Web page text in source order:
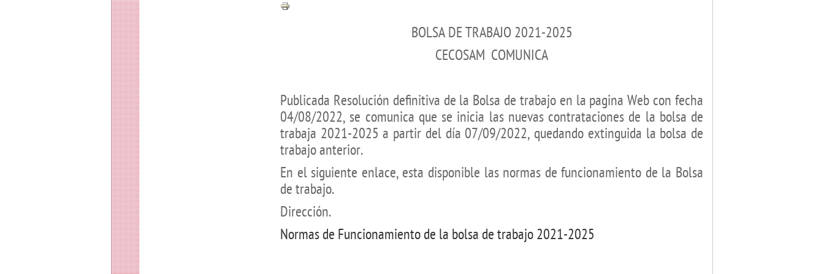
BOLSA DE TRABAJO 2021-2025
CECOSAM COMUNICA
Publicada Resolución definitiva de la Bolsa de trabajo en la pagina Web con fecha
04/08/2022, se comunica que se inicia las nuevas contrataciones de la bolsa de
trabaja 2021-2025 a partir del día 07/09/2022, quedando extinguida la bolsa de
trabajo anterior.
En el siguiente enlace, esta disponible las normas de funcionamiento de la Bolsa
de trabajo.
Dirección.
Normas de Funcionamiento de la bolsa de trabajo 2021-2025